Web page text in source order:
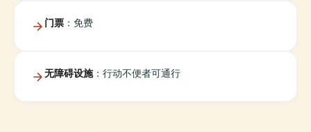
门票 ：免费
无障碍设施：行动不便者可通行